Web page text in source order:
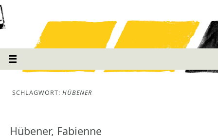
SCHLAGWORT: HÜBENER
Hübener, Fabienne